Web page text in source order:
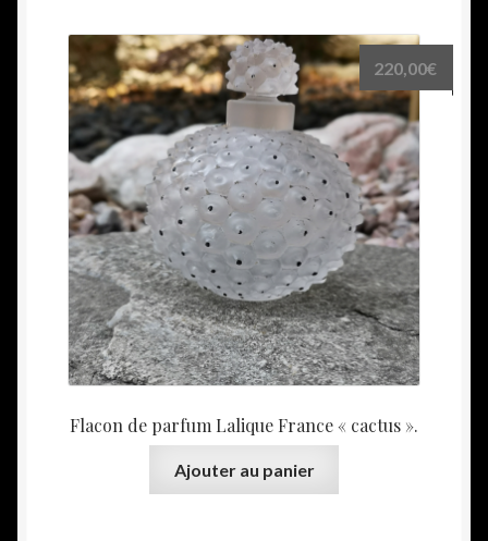
Flacon de parfum Lalique France « cactus ».
220,00€
Ajouter au panier